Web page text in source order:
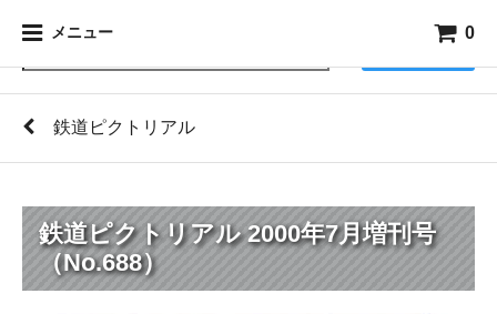
メニュー 0
鉄道ピクトリアル
鉄道ピクトリアル 2000年7月増刊号
（No.688）